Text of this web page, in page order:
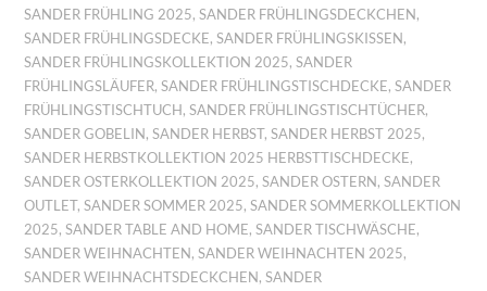
SANDER FRÜHLING 2025,SANDER FRÜHLINGSDECKCHEN,
SANDER FRÜHLINGSDECKE,SANDER FRÜHLINGSKISSEN,
SANDER FRÜHLINGSKOLLEKTION 2025,SANDER
FRÜHLINGSLÄUFER,SANDER FRÜHLINGSTISCHDECKE,SANDER
FRÜHLINGSTISCHTUCH,SANDER FRÜHLINGSTISCHTÜCHER,
SANDER GOBELIN,SANDER HERBST,SANDER HERBST 2025,
SANDER HERBSTKOLLEKTION 2025 HERBSTTISCHDECKE,
SANDER OSTERKOLLEKTION 2025,SANDER OSTERN,SANDER
OUTLET,SANDER SOMMER 2025,SANDER SOMMERKOLLEKTION
2025,SANDER TABLE AND HOME,SANDER TISCHWÄSCHE,
SANDER WEIHNACHTEN,SANDER WEIHNACHTEN 2025,
SANDER WEIHNACHTSDECKCHEN,SANDER